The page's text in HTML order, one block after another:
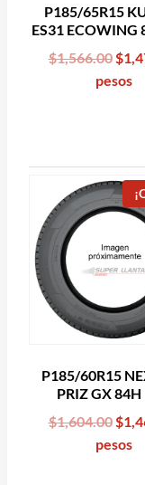
P185/65R15
ES31 ECOWING
$1,566.00
price
$
pesos
P185/60R15
PRIZ GX 84H
$1,604.00
price
$
pesos